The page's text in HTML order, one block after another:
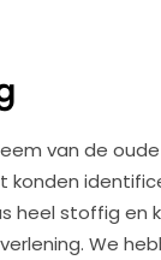
van de
konden
heel stoffig en
We